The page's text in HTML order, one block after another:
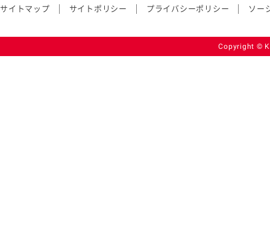
サイトマップ サイトポリシー プライバシーポリシー ソー
Copyright ©